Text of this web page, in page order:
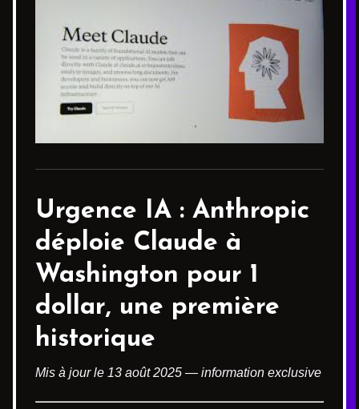
Urgence IA : Anthropic
déploie Claude à
Washington pour 1
dollar, une première
historique
Mis à jour le 13 août 2025 — information exclusive